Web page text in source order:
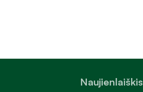
Naujienlaiškis